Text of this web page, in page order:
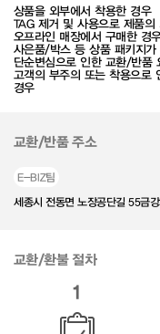
상품을 외부에서 착용한 경우
TAG 제거 및 사용으로 제품
오프라인 매장에서 구매한 경
사은품/박스 등 상품 패키지가
단순변심으로 인한 교환/반품
고객의 부주의 또는 착용으로
경우
교환/반품 주소
E-BIZ팀
세종시 전동면 노장공단길 55금
교환/환불 절차
1